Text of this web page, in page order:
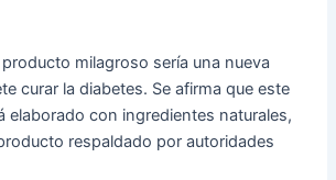
milagroso sería una nueva
curar la diabetes. Se afirma que este
elaborado con ingredientes naturales,
respaldado por autoridades